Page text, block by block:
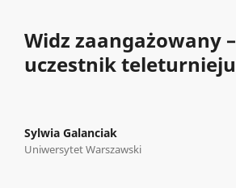
Widz zaangażowany –
uczestnik teleturnieju
Sylwia Galanciak
Uniwersytet Warszawski